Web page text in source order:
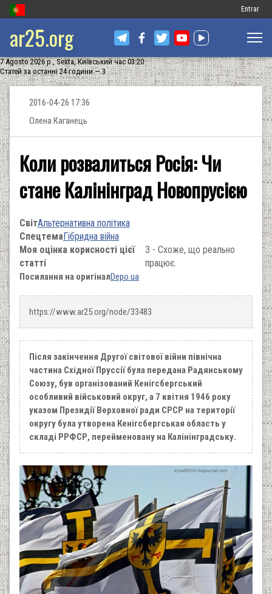
Меню
запису
Entrar
ar25.org
7 Agosto 2026 р., Sexta, Київський час 03:20
Статей за останні 24 години — 3
2016-04-26 17:36
Олена Каганець
Коли розвалиться Росія: Чи
стане Калінінград Новопрусією
СвітАльтернативна політика
СпецтемаГібридна війна
Моя оцінка корисності цієї
статті
3 - Схоже, що реально
працює.
Посилання на оригіналDepo.ua
https://www.ar25.org/node/33483
Після закінчення Другої світової війни північна
частина Східної Пруссії була передана Радянському
Союзу, був організований Кенігсбергський
особливий військовий округ, а 7 квітня 1946 року
указом Президії Верховної ради СРСР на території
округу була утворена Кенігсбергськая область у
складі РРФСР, перейменовану на Калінінградську.